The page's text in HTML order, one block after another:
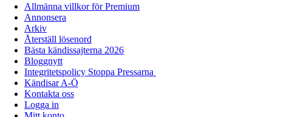
Allmänna villkor för Premium
Annonsera
Arkiv
Återställ lösenord
Bästa kändissajterna 2026
Bloggnytt
Integritetspolicy Stoppa Pressarna
Kändisar A-Ö
Kontakta oss
Logga in